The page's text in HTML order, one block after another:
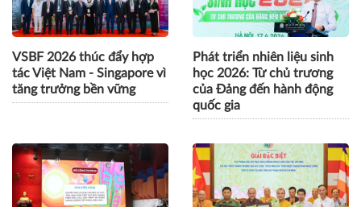
VSBF 2026 thúc đẩy hợp
tác Việt Nam - Singapore vì
tăng trưởng bền vững
Phát triển nhiên liệu sinh
học 2026: Từ chủ trương
của Đảng đến hành động
quốc gia